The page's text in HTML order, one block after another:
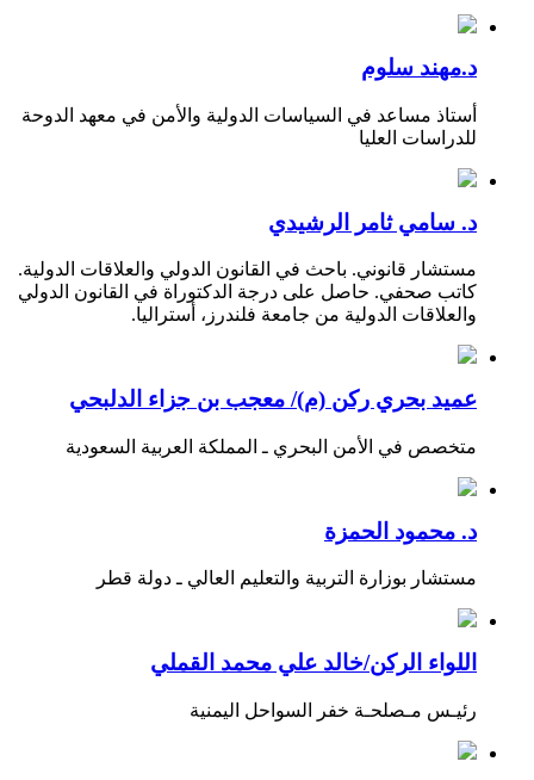
د.مهند سلوم
أستاذ مساعد في السياسات الدولية والأمن في معهد الدوحة
للدراسات العليا
د. سامي ثامر الرشيدي
مستشار قانوني. باحث في القانون الدولي والعلاقات الدولية.
كاتب صحفي. حاصل على درجة الدكتوراة في القانون الدولي
والعلاقات الدولية من جامعة فلندرز، أستراليا.
عميد بحري ركن (م)/ معجب بن جزاء الدلبحي
متخصص في الأمن البحري ـ المملكة العربية السعودية
د. محمود الحمزة
مستشار بوزارة التربية والتعليم العالي ـ دولة قطر
اللواء الركن/خالد علي محمد القملي
رئيـس مـصلحـة خفر السواحل اليمنية